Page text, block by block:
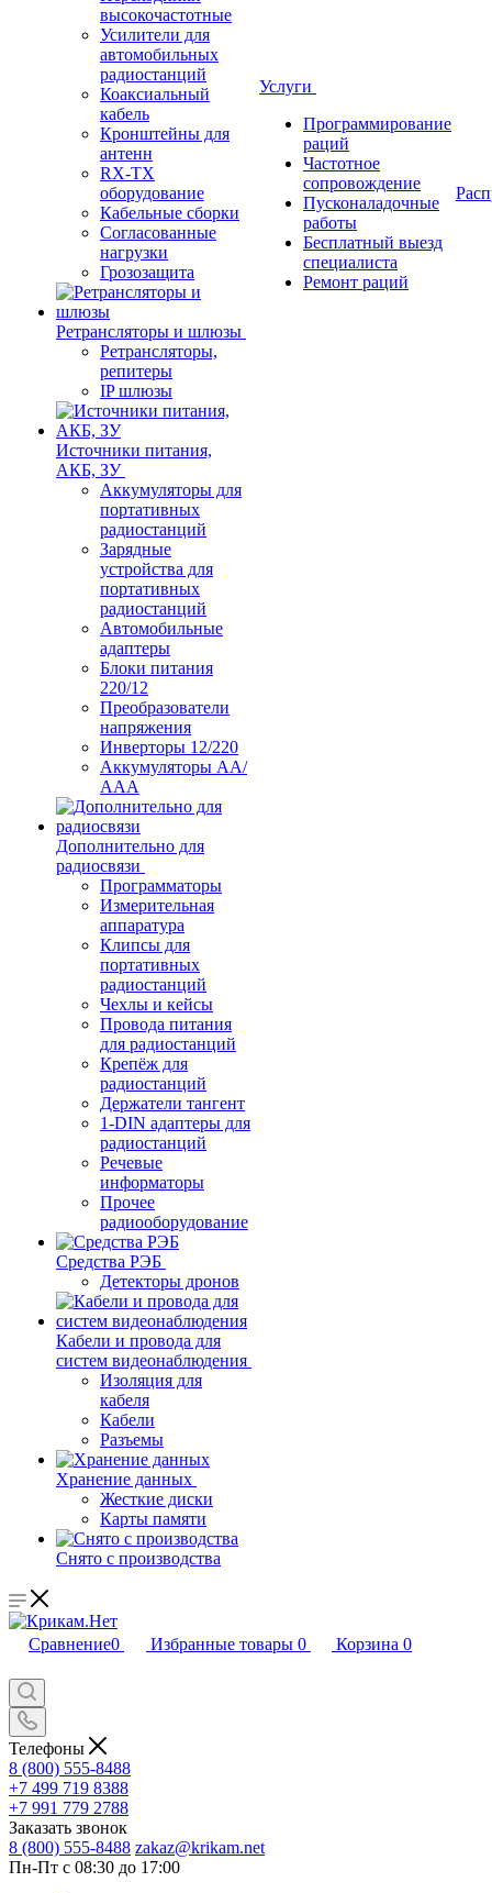
высокочастотные
Усилители для
автомобильных
радиостанций
Коаксиальный
кабель
Кронштейны для
антенн
RX-TX
оборудование
Кабельные сборки
Согласованные
нагрузки
Грозозащита
Ретрансляторы и шлюзы
Ретрансляторы,
репитеры
IP шлюзы
Источники питания,
АКБ, ЗУ
Аккумуляторы для
портативных
радиостанций
Зарядные
устройства для
портативных
радиостанций
Автомобильные
адаптеры
Блоки питания
220/12
Преобразователи
напряжения
Инверторы 12/220
Аккумуляторы АА/
ААА
Дополнительно для
радиосвязи
Программаторы
Измерительная
аппаратура
Клипсы для
портативных
радиостанций
Чехлы и кейсы
Провода питания
для радиостанций
Крепёж для
радиостанций
Держатели тангент
1-DIN адаптеры для
радиостанций
Речевые
информаторы
Прочее
радиооборудование
Средства РЭБ
Детекторы дронов
Кабели и провода для
систем видеонаблюдения
Изоляция для
кабеля
Кабели
Разъемы
Хранение данных
Жесткие диски
Карты памяти
Снято с производства
Услуги
Программирование
раций
Частотное
сопровождение
Пусконаладочные
работы
Бесплатный выезд
специалиста
Ремонт раций
Сравнение0 Избранные товары 0 Корзина 0
Телефоны
8 (800) 555-8488
+7 499 719 8388
+7 991 779 2788
Заказать звонок
8 (800) 555-8488 zakaz@krikam.net
Пн-Пт с 08:30 до 17:00